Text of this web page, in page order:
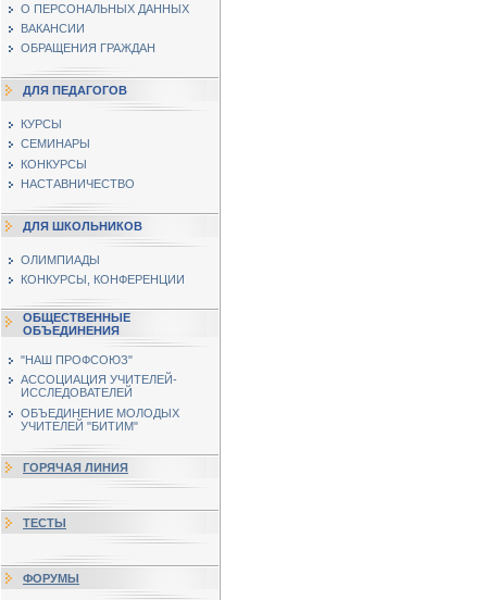
О ПЕРСОНАЛЬНЫХ ДАННЫХ
ВАКАНСИИ
ОБРАЩЕНИЯ ГРАЖДАН
ДЛЯ ПЕДАГОГОВ
КУРСЫ
СЕМИНАРЫ
КОНКУРСЫ
НАСТАВНИЧЕСТВО
ДЛЯ ШКОЛЬНИКОВ
ОЛИМПИАДЫ
КОНКУРСЫ, КОНФЕРЕНЦИИ
ОБЩЕСТВЕННЫЕ
ОБЪЕДИНЕНИЯ
"НАШ ПРОФСОЮЗ"
АССОЦИАЦИЯ УЧИТЕЛЕЙ-
ИССЛЕДОВАТЕЛЕЙ
ОБЪЕДИНЕНИЕ МОЛОДЫХ
УЧИТЕЛЕЙ "БИТИМ"
ГОРЯЧАЯ ЛИНИЯ
ТЕСТЫ
ФОРУМЫ